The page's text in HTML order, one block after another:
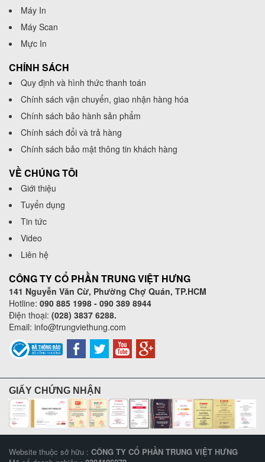
Máy In
Máy Scan
Mực In
CHÍNH SÁCH
Quy định và hình thức thanh toán
Chính sách vận chuyển, giao nhận hàng hóa
Chính sách bảo hành sản phẩm
Chính sách đổi và trả hàng
Chính sách bảo mật thông tin khách hàng
VỀ CHÚNG TÔI
Giới thiệu
Tuyển dụng
Tin tức
Video
Liên hệ
CÔNG TY CỔ PHẦN TRUNG VIỆT HƯNG
141 Nguyễn Văn Cừ, Phường Chợ Quán, TP.HCM
Hotline: 090 885 1998 - 090 389 8944
Điện thoại: (028) 3837 6288.
Email: info@trungviethung.com
GIẤY CHỨNG NHẬN
Website thuộc sở hữu : CÔNG TY CỔ PHẦN TRUNG VIỆT HƯNG